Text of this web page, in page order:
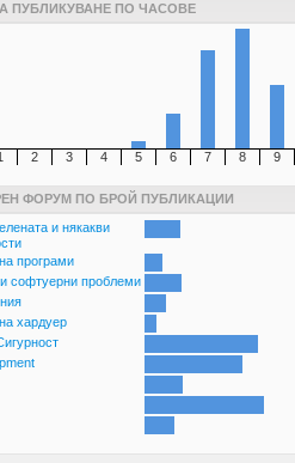
ПУБЛИКУВАНЕ ПО ЧАСОВЕ
2 3 4 5 6 7 8 9
ФОРУМ ПО БРОЙ ПУБЛИКАЦИИ
и някакви
програми
софтуерни проблеми
хардуер